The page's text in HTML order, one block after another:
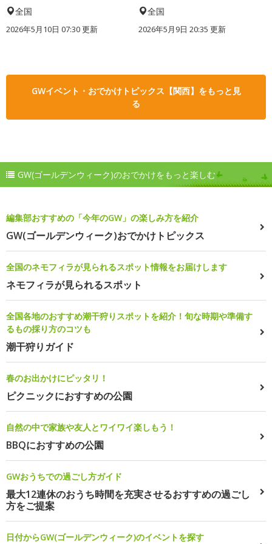
全国
2026年5月10日 07:30 更新
全国
2026年5月9日 20:35 更新
GWイベント・おでかけトピックス【関西】をもっと見
る
GW(ゴールデンウィーク)のおでかけをもっと楽しむ
編集部おすすめの「今年のGW」の楽しみ方を紹介
GW(ゴールデンウィーク)おでかけトピックス
全国のネモフィラが見られるスポット情報をお届けします
ネモフィラが見られるスポット
全国各地のおすすめ潮干狩りスポットを紹介！旬な時期や準備す
るもの採り方のコツも
潮干狩りガイド
春のお出かけにピッタリ！
ピクニックにおすすめの公園
自然の中で家族や友人とワイワイ楽しもう！
BBQにおすすめの公園
GWおうちでの過ごし方ガイド
最大12連休のおうち時間を充実させるおすすめの過ごし
方をご提案
日付からGW(ゴールデンウィーク)のイベントを探す